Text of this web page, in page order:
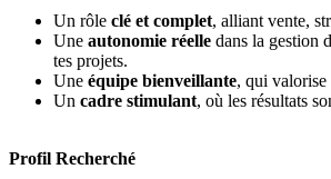
Un rôle clé et complet, alliant vente,
Une autonomie réelle dans la gestion
tes projets.
Une équipe bienveillante, qui valorise
Un cadre stimulant, où les résultats
Profil Recherché